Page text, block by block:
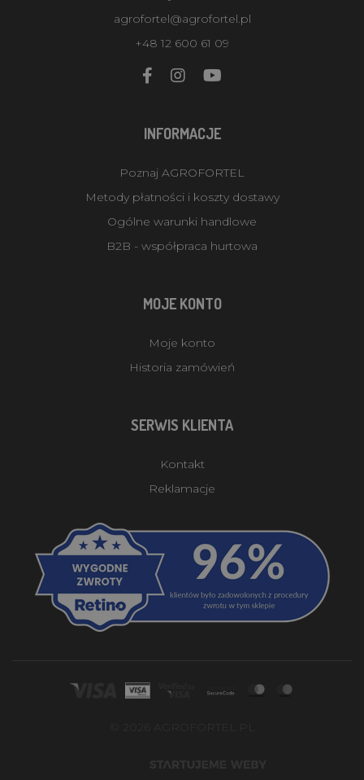
agrofortel@agrofortel.pl
+48 12 600 61 09
INFORMACJE
Poznaj AGROFORTEL
Metody płatności i koszty dostawy
Ogólne warunki handlowe
B2B - współpraca hurtowa
MOJE KONTO
Moje konto
Historia zamówień
SERWIS KLIENTA
Kontakt
Reklamacje